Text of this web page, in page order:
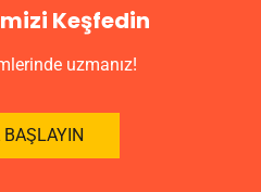
Keşfedin
uzmanız!